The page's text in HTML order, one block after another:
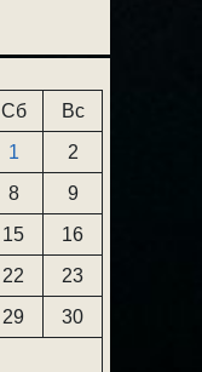
Сб
Вс
1
2
8
9
15
16
22
23
29
30